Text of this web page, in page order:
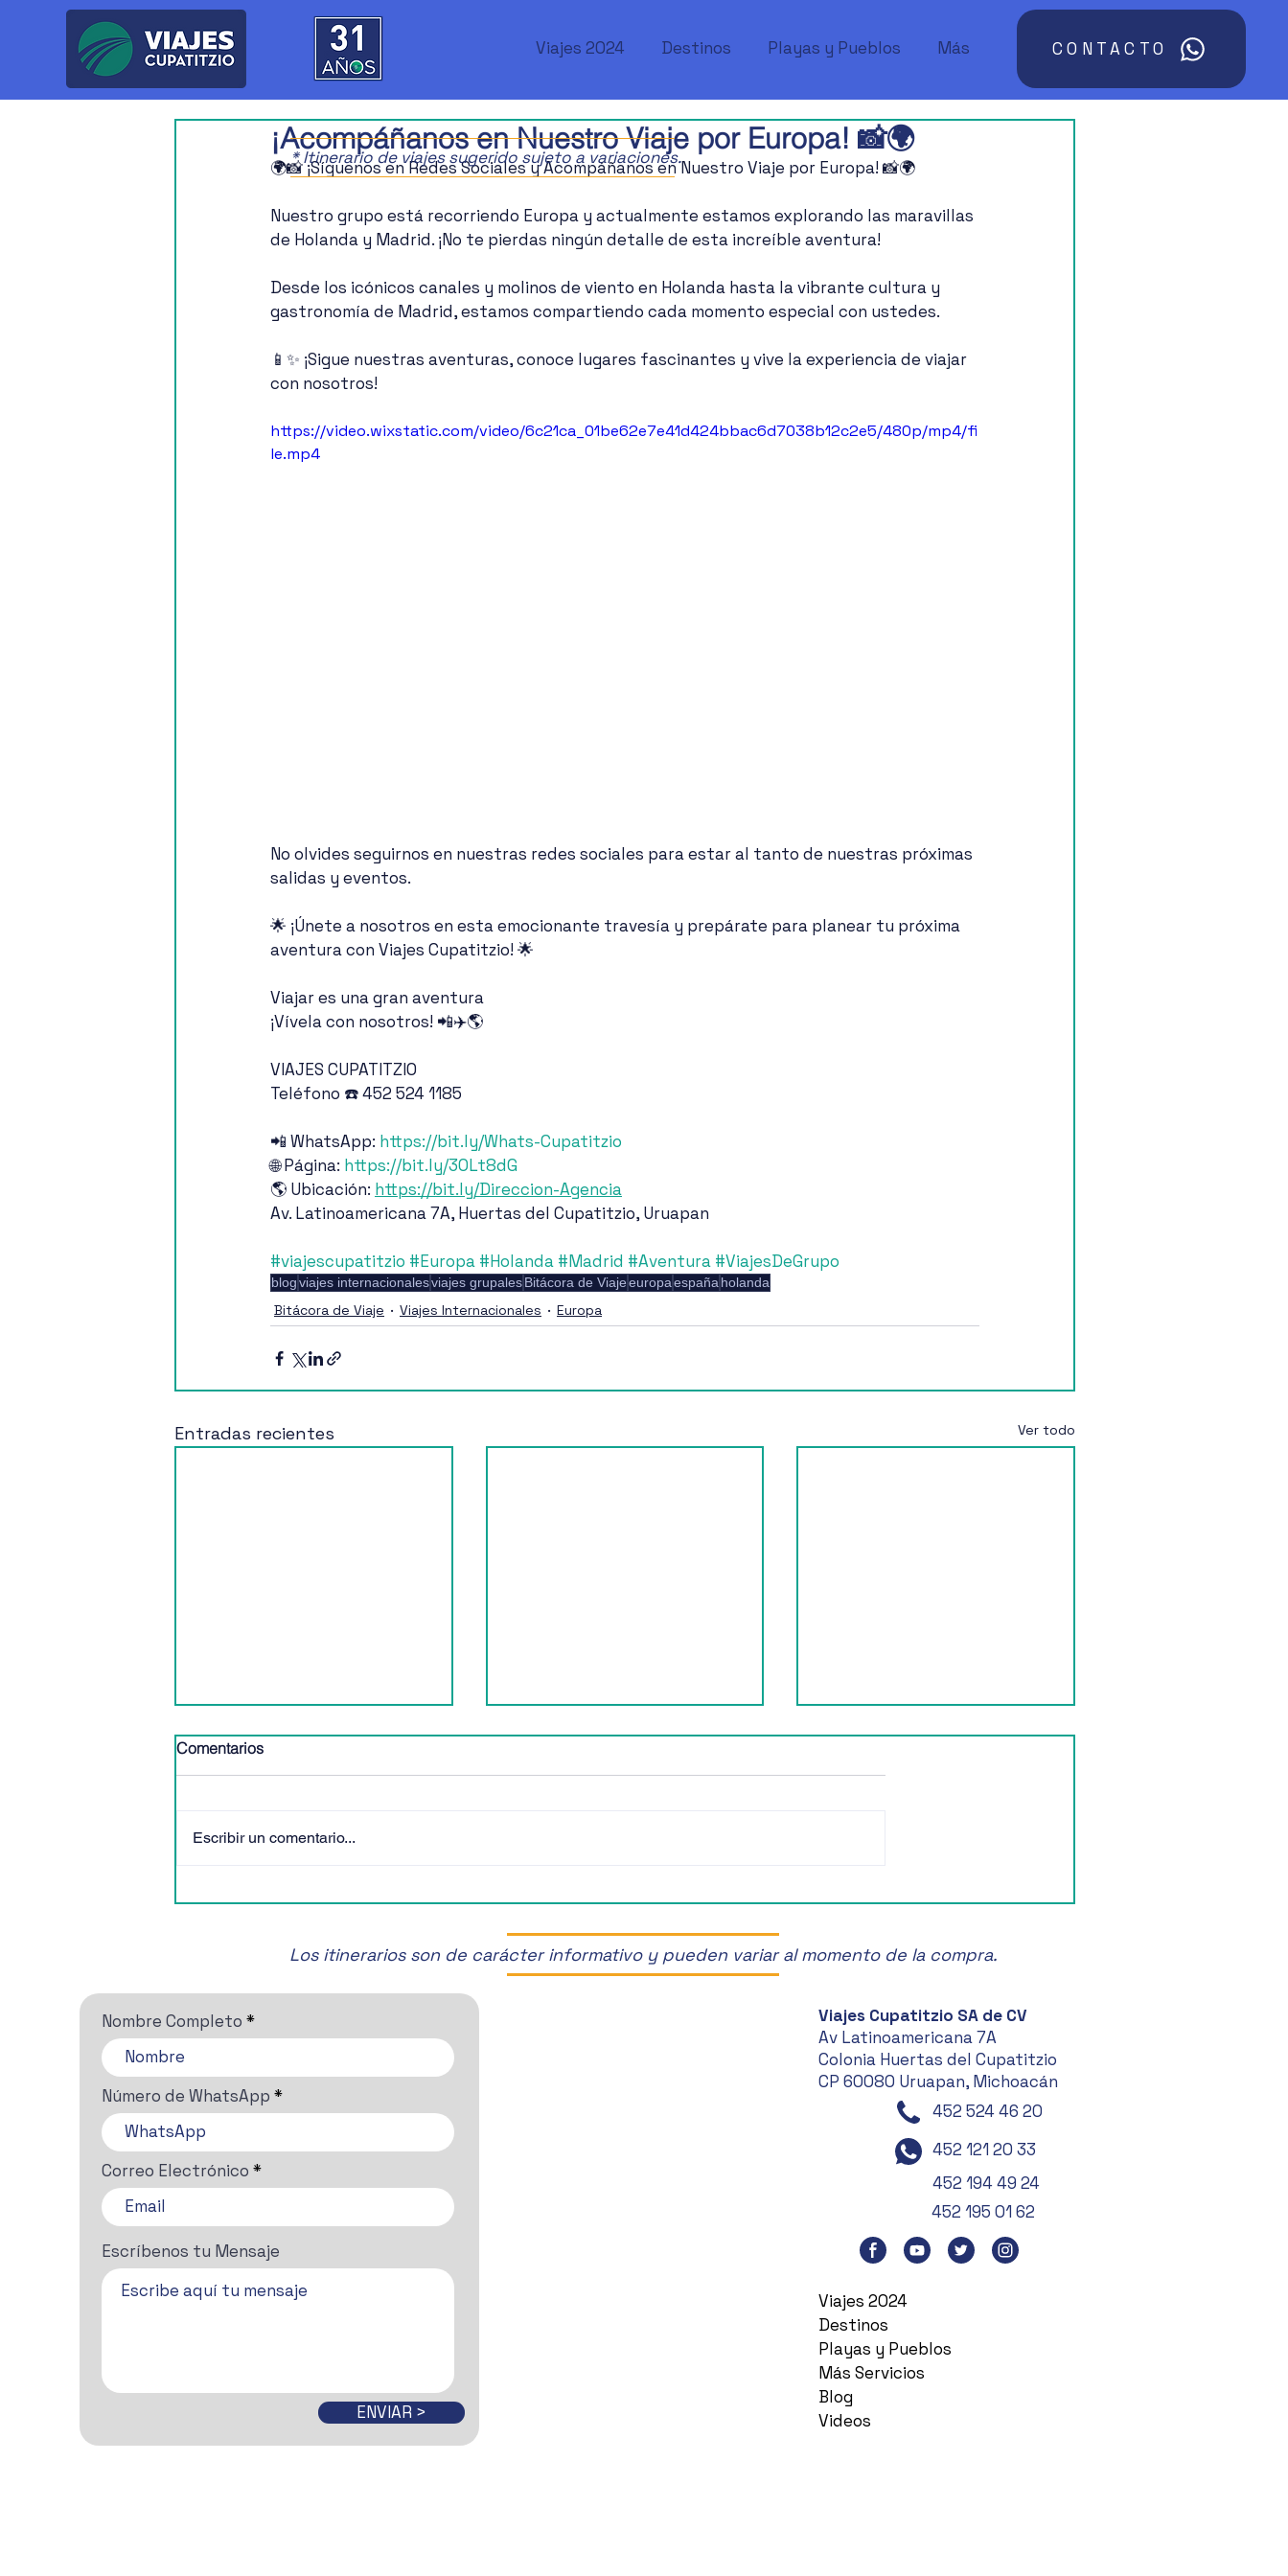
Viajes 2024 Destinos Playas y Pueblos Más CONTACTO
¡Acompáñanos en Nuestro Viaje por Europa! 📸🌍
🌍📸 ¡Síguenos en Redes Sociales y Acompáñanos en Nuestro Viaje por Europa! 📸🌍
Nuestro grupo está recorriendo Europa y actualmente estamos explorando las maravillas
de Holanda y Madrid. ¡No te pierdas ningún detalle de esta increíble aventura!
Desde los icónicos canales y molinos de viento en Holanda hasta la vibrante cultura y
gastronomía de Madrid, estamos compartiendo cada momento especial con ustedes.
📱✨ ¡Sigue nuestras aventuras, conoce lugares fascinantes y vive la experiencia de viajar
con nosotros!
https://video.wixstatic.com/video/6c21ca_01be62e7e41d424bbac6d7038b12c2e5/480p/mp4/fi
le.mp4
No olvides seguirnos en nuestras redes sociales para estar al tanto de nuestras próximas
salidas y eventos.
🌟 ¡Únete a nosotros en esta emocionante travesía y prepárate para planear tu próxima
aventura con Viajes Cupatitzio! 🌟
Viajar es una gran aventura
¡Vívela con nosotros! 📲✈️🌎
VIAJES CUPATITZIO
Teléfono ☎️ 452 524 1185
📲 WhatsApp: https://bit.ly/Whats-Cupatitzio
🌐 Página: https://bit.ly/3OLt8dG
🌎 Ubicación: https://bit.ly/Direccion-Agencia
Av. Latinoamericana 7A, Huertas del Cupatitzio, Uruapan
#viajescupatitzio #Europa #Holanda #Madrid #Aventura #ViajesDeGrupo
blogviajes internacionalesviajes grupalesBitácora de Viajeeuropaespañaholanda
Bitácora de Viaje Viajes Internacionales Europa
Entradas recientes Ver todo
Comentarios
Escribir un comentario...
* Itinerario de viajes sugerido sujeto a variaciones.
Los itinerarios son de carácter informativo y pueden variar al momento de la compra.
Nombre Completo
Número de WhatsApp
Correo Electrónico
Escríbenos tu Mensaje
ENVIAR >
Viajes Cupatitzio SA de CV
Av Latinoamericana 7A
Colonia Huertas del Cupatitzio
CP 60080 Uruapan, Michoacán
452 524 46 20
452 121 20 33
452 194 49 24
452 195 01 62
Viajes 2024
Destinos
Playas y Pueblos
Más Servicios
Blog
Videos